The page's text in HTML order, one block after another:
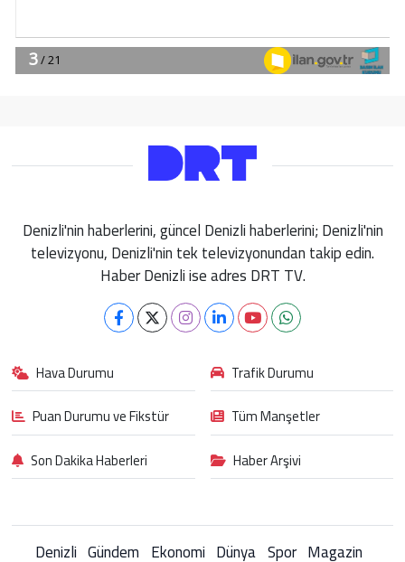
Denizli'nin haberlerini, güncel Denizli haberlerini; Denizli'nin
televizyonu, Denizli'nin tek televizyonundan takip edin.
Haber Denizli ise adres DRT TV.
Hava Durumu
Trafik Durumu
Puan Durumu ve Fikstür
Tüm Manşetler
Son Dakika Haberleri
Haber Arşivi
Denizli Gündem Ekonomi Dünya Spor Magazin